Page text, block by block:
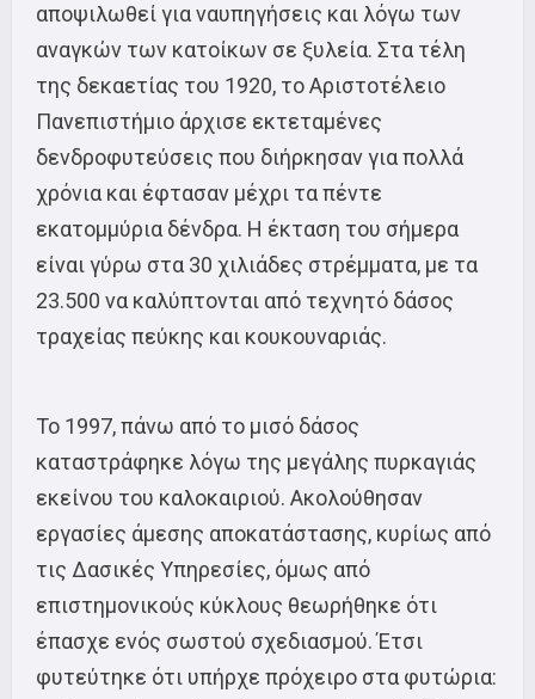
αποψιλωθεί για ναυπηγήσεις και λόγω των
αναγκών των κατοίκων σε ξυλεία. Στα τέλη
της δεκαετίας του 1920, το Αριστοτέλειο
Πανεπιστήμιο άρχισε εκτεταμένες
δενδροφυτεύσεις που διήρκησαν για πολλά
χρόνια και έφτασαν μέχρι τα πέντε
εκατομμύρια δένδρα. Η έκταση του σήμερα
είναι γύρω στα 30 χιλιάδες στρέμματα, με τα
23.500 να καλύπτονται από τεχνητό δάσος
τραχείας πεύκης και κουκουναριάς.
Το 1997, πάνω από το μισό δάσος
καταστράφηκε λόγω της μεγάλης πυρκαγιάς
εκείνου του καλοκαιριού. Ακολούθησαν
εργασίες άμεσης αποκατάστασης, κυρίως από
τις Δασικές Υπηρεσίες, όμως από
επιστημονικούς κύκλους θεωρήθηκε ότι
έπασχε ενός σωστού σχεδιασμού. Έτσι
φυτεύτηκε ότι υπήρχε πρόχειρο στα φυτώρια: